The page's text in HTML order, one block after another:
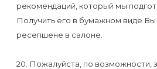
рекомендаций, который мы
Получить его в бумажном виде
ресепшене в салоне.
20. Пожалуйста, по возможности,